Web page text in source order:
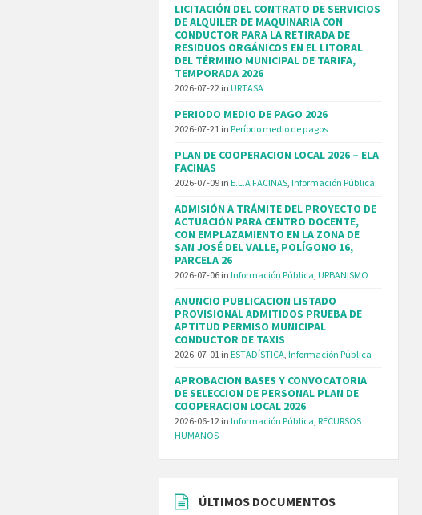
LICITACIÓN DEL CONTRATO DE SERVICIOS
DE ALQUILER DE MAQUINARIA CON
CONDUCTOR PARA LA RETIRADA DE
RESIDUOS ORGÁNICOS EN EL LITORAL
DEL TÉRMINO MUNICIPAL DE TARIFA,
TEMPORADA 2026
2026-07-22 inURTASA
PERIODO MEDIO DE PAGO 2026
2026-07-21 inPeríodo medio de pagos
PLAN DE COOPERACION LOCAL 2026 – ELA
FACINAS
2026-07-09 inE.L.A FACINAS ,Información Pública
ADMISIÓN A TRÁMITE DEL PROYECTO DE
ACTUACIÓN PARA CENTRO DOCENTE,
CON EMPLAZAMIENTO EN LA ZONA DE
SAN JOSÉ DEL VALLE, POLÍGONO 16,
PARCELA 26
2026-07-06 inInformación Pública ,URBANISMO
ANUNCIO PUBLICACION LISTADO
PROVISIONAL ADMITIDOS PRUEBA DE
APTITUD PERMISO MUNICIPAL
CONDUCTOR DE TAXIS
2026-07-01 inESTADÍSTICA ,Información Pública
APROBACION BASES Y CONVOCATORIA
DE SELECCION DE PERSONAL PLAN DE
COOPERACION LOCAL 2026
2026-06-12 inInformación Pública ,RECURSOS
HUMANOS
ÚLTIMOS DOCUMENTOS